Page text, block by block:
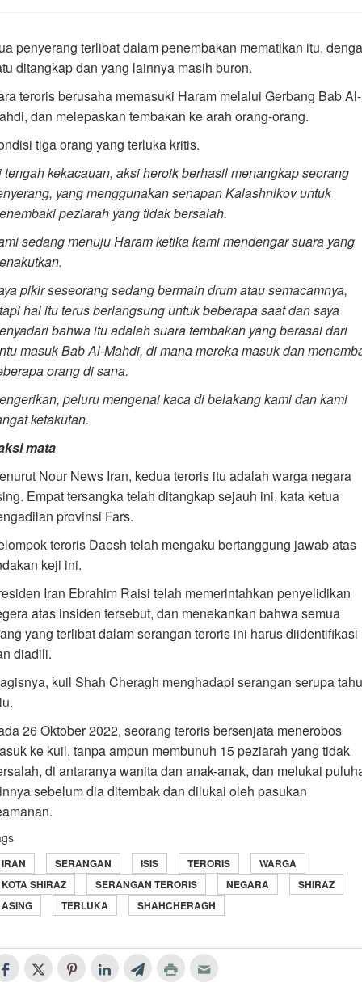
penyerang terlibat dalam penembakan mematikan itu,
ditangkap dan yang lainnya masih buron.
teroris berusaha memasuki Haram melalui Gerbang Bab Al-
dan melepaskan tembakan ke arah orang-orang.
tiga orang yang terluka kritis.
tengah kekacauan, aksi heroik berhasil menangkap seorang
yang menggunakan senapan Kalashnikov untuk
peziarah yang tidak bersalah.
sedang menuju Haram ketika kami mendengar suara yang
pikir seseorang sedang bermain drum atau semacamnya,
hal itu terus berlangsung untuk beberapa saat dan saya
bahwa itu adalah suara tembakan yang berasal dari
masuk Bab Al-Mahdi, di mana mereka masuk dan
orang di sana.
peluru mengenai kaca di belakang kami dan kami
ketakutan.
mata
Nour News Iran, kedua teroris itu adalah warga negara
Empat tersangka telah ditangkap sejauh ini, kata ketua
provinsi Fars.
teroris Daesh telah mengaku bertanggung jawab atas
keji ini.
Iran Ebrahim Raisi telah memerintahkan penyelidikan
atas insiden tersebut, dan menekankan bahwa semua
yang terlibat dalam serangan teroris ini harus diidentifikasi
diadili.
kuil Shah Cheragh menghadapi serangan serupa
26 Oktober 2022, seorang teroris bersenjata menerobos
ke kuil, tanpa ampun membunuh 15 peziarah yang tidak
di antaranya wanita dan anak-anak, dan melukai
sebelum dia ditembak dan dilukai oleh pasukan
IRAN SERANGAN ISIS TERORIS
WARGA
KOTA SHIRAZ
SERANGAN TERORIS NEGARA
SHIRAZ
ASING
TERLUKA SHAHCHERAGH